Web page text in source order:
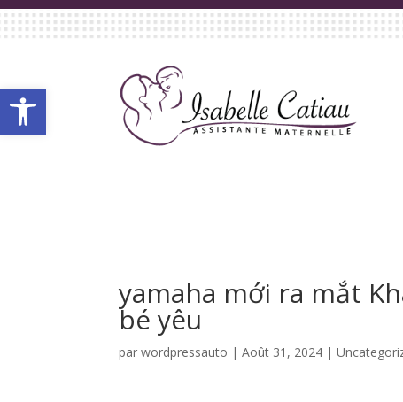
Ouvrir la barre d’outils
yamaha mới ra mắt
bé yêu
parwordpressauto |Août 31, 2024 |